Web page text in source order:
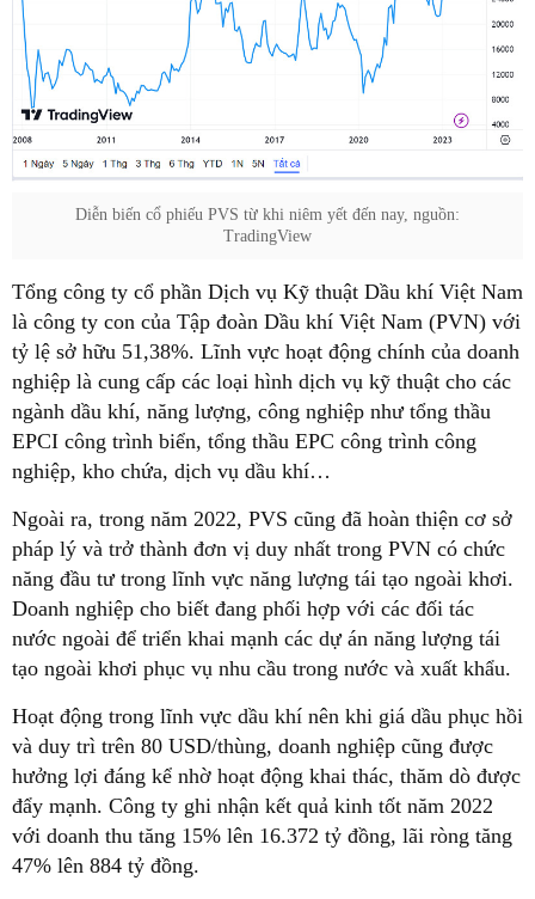
Diễn biến cổ phiếu PVS từ khi niêm yết đến nay, nguồn:
TradingView
Tổng công ty cổ phần Dịch vụ Kỹ thuật Dầu khí Việt Nam
là công ty con của Tập đoàn Dầu khí Việt Nam (PVN) với
tỷ lệ sở hữu 51,38%. Lĩnh vực hoạt động chính của doanh
nghiệp là cung cấp các loại hình dịch vụ kỹ thuật cho các
ngành dầu khí, năng lượng, công nghiệp như tổng thầu
EPCI công trình biển, tổng thầu EPC công trình công
nghiệp, kho chứa, dịch vụ dầu khí…
Ngoài ra, trong năm 2022, PVS cũng đã hoàn thiện cơ sở
pháp lý và trở thành đơn vị duy nhất trong PVN có chức
năng đầu tư trong lĩnh vực năng lượng tái tạo ngoài khơi.
Doanh nghiệp cho biết đang phối hợp với các đối tác
nước ngoài để triển khai mạnh các dự án năng lượng tái
tạo ngoài khơi phục vụ nhu cầu trong nước và xuất khẩu.
Hoạt động trong lĩnh vực dầu khí nên khi giá dầu phục hồi
và duy trì trên 80 USD/thùng, doanh nghiệp cũng được
hưởng lợi đáng kể nhờ hoạt động khai thác, thăm dò được
đẩy mạnh. Công ty ghi nhận kết quả kinh tốt năm 2022
với doanh thu tăng 15% lên 16.372 tỷ đồng, lãi ròng tăng
47% lên 884 tỷ đồng.